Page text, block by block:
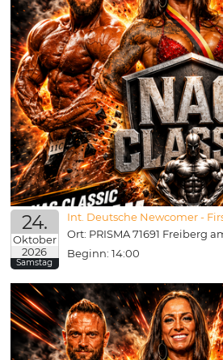
24.
Oktober
2026
Samstag
Int. Deutsche Newcomer -
Ort: PRISMA 71691 Freiberg
Beginn: 14:00